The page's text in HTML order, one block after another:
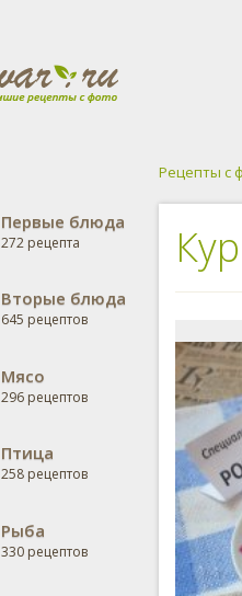
Первые блюда
272 рецепта
Вторые блюда
645 рецептов
Мясо
296 рецептов
Птица
258 рецептов
Рыба
330 рецептов
Рецепты с